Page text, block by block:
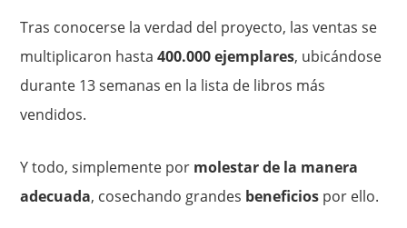
Tras conocerse la verdad del proyecto, las ventas se
multiplicaron hasta400.000 ejemplares, ubicándose
durante 13 semanas en la lista de libros más
vendidos.
Y todo, simplemente por molestar de la manera
adecuada, cosechando grandes beneficios por ello.